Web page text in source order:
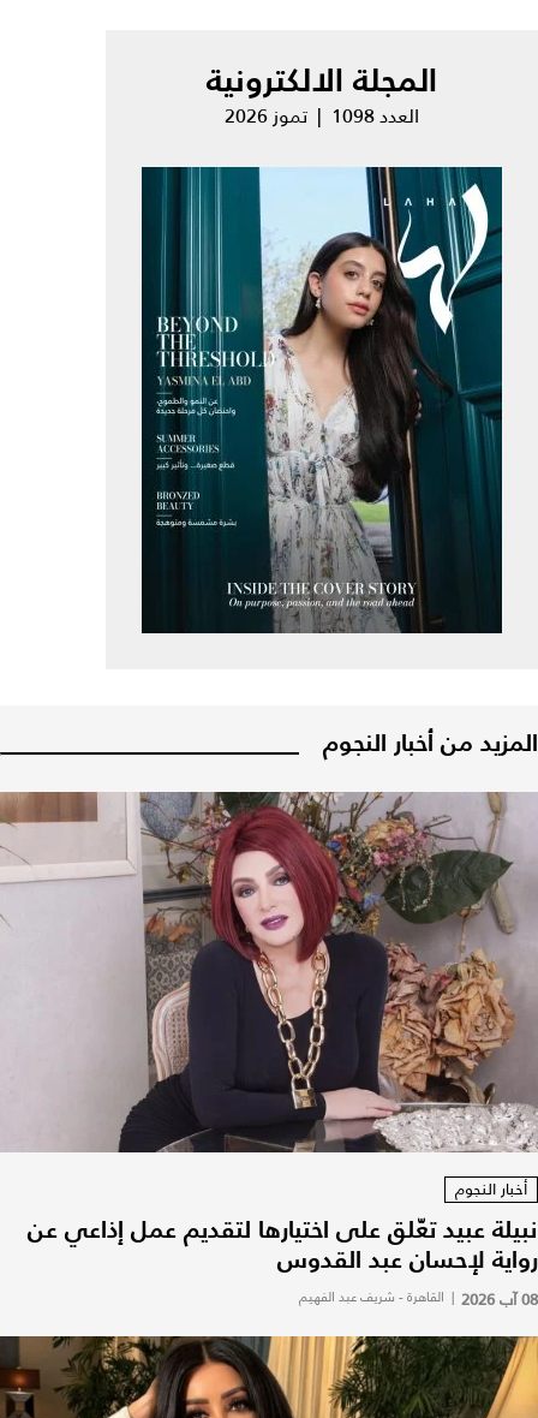
المجلة الالكترونية
العدد 1098 | تموز 2026
المزيد من أخبار النجوم
أخبار النجوم
نبيلة عبيد تعّلق على اختيارها لتقديم عمل إذاعي عن
رواية لإحسان عبد القدوس
08 آب 2026 | القاهرة - شريف عبد الفهيم